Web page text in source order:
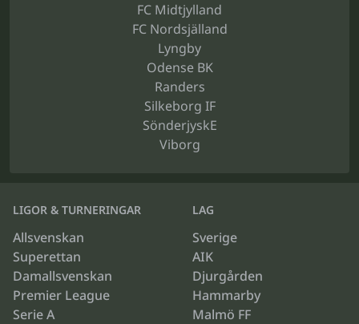
FC Midtjylland
FC Nordsjälland
Lyngby
Odense BK
Randers
Silkeborg IF
SönderjyskE
Viborg
LIGOR & TURNERINGAR
Allsvenskan
Superettan
Damallsvenskan
Premier League
Serie A
LAG
Sverige
AIK
Djurgården
Hammarby
Malmö FF